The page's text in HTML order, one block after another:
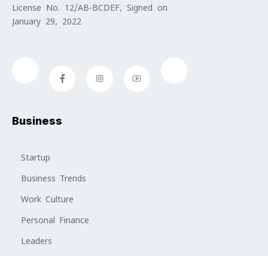
License No. 12/AB-BCDEF, Signed on
January 29, 2022
Business
Startup
Business Trends
Work Culture
Personal Finance
Leaders